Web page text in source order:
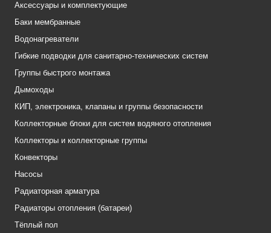
Аксессуары и комплектующие
Баки мембранные
Водонагреватели
Гибкие подводки для санитарно-технических систем
Группы быстрого монтажа
Дымоходы
КИП, электроника, клапаны и группы безопасности
Коллекторные блоки для систем водяного отопления
Коллекторы и коллекторные группы
Конвекторы
Насосы
Радиаторная арматура
Радиаторы отопления (батареи)
Тёплый пол